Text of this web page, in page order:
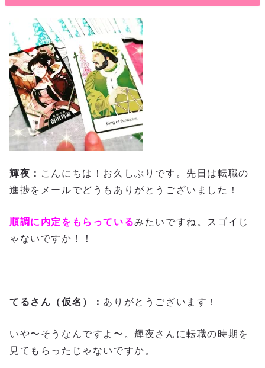
輝夜： こんにちは！お久しぶりです。先日は転職の
進捗をメールでどうもありがとうございました！
順調に内定をもらっているみたいですね。スゴイじ
ゃないですか！！
てるさん（仮名）： ありがとうございます！
いや〜そうなんですよ〜。輝夜さんに転職の時期を
見てもらったじゃないですか。